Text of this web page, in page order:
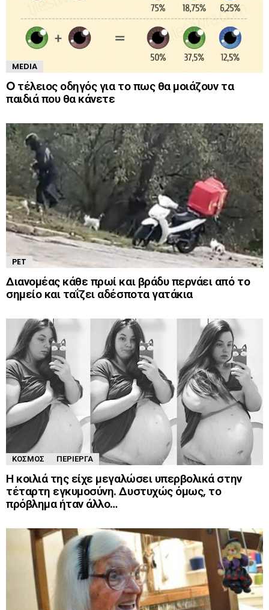
MEDIA
O τέλειος οδηγός για το πως θα μοιάζουν τα
παιδιά που θα κάνετε
PET
Διανομέας κάθε πρωί και βράδυ περνάει από το
σημείο και ταΐζει αδέσποτα γατάκια
ΚΌΣΜΟΣ ΠΕΡΊΕΡΓΑ
Η κοιλιά της είχε μεγαλώσει υπερβολικά στην
τέταρτη εγκυμοσύνη. Δυστυχώς όμως, το
πρόβλημα ήταν άλλο…